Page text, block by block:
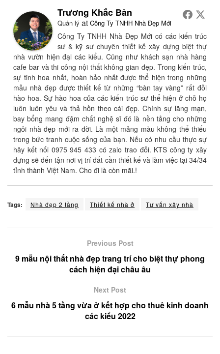
Trương Khắc Bản
Quản lý at Công Ty TNHH Nhà Đẹp Mới
Công Ty TNHH Nhà Đẹp Mới có các kiến trúc
sư & kỹ sư chuyên thiết kế xây dựng biệt thự
nhà vườn hiện đại các kiểu. Cũng như khách sạn nhà hàng
cafe bar và thi công nội thất không gian đẹp. Trong kiến trúc,
sự tinh hoa nhất, hoàn hảo nhất được thể hiện trong những
mẫu nhà đẹp được thiết kế từ những “bàn tay vàng” rất đỗi
hào hoa. Sự hào hoa của các kiến trúc sư thể hiện ở chỗ họ
luôn luôn yêu và thả hồn theo cái đẹp. Chính sự lãng mạn,
bay bổng mang đậm chất nghệ sĩ đó là nền tảng cho những
ngôi nhà đẹp mới ra đời. Là một mảng màu không thể thiếu
trong bức tranh cuộc sống của bạn. Nếu có nhu cầu thực sự
hãy kết nối 0975 945 433 có zalo trao đỗi. KTS công ty xây
dựng sẽ đến tận nơi vị trí đất cần thiết kế và làm việc tại 34/34
tỉnh thành Việt Nam. Cho đi là còn mãi.!
Tags: Nhà đẹp 2 tầng Thiết kế nhà ở Tư vấn xây nhà
Previous Post
9 mẫu nội thất nhà đẹp trang trí cho biệt thự phong
cách hiện đại châu âu
Next Post
6 mẫu nhà 5 tầng vừa ở kết hợp cho thuê kinh doanh
các kiểu 2022